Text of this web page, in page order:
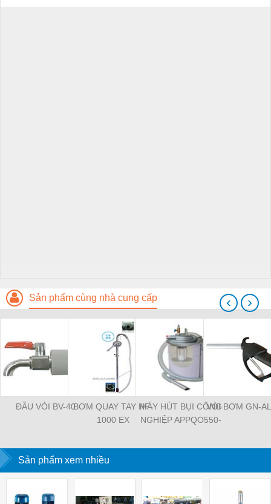
Sản phẩm cùng nhà cung cấp
ĐẦU VÒI BV-40BƠM QUAY TAY HF-
1000 EX
MÁY HÚT BỤI CÔNG
NGHIỆP APPQO550-
VÒI BƠM GN-
‹ ›
Sản phẩm xem nhiều